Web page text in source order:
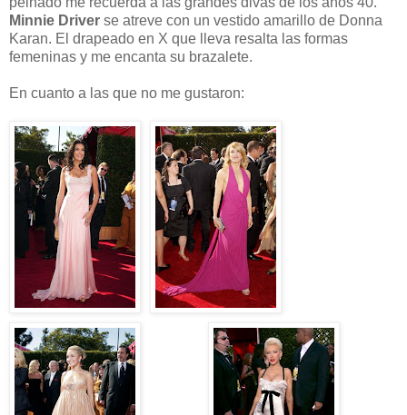
Minnie Driver se atreve con un vestido amarillo de Donna
Karan. El drapeado en X que lleva resalta las formas
femeninas y me encanta su brazalete.
En cuanto a las que no me gustaron: